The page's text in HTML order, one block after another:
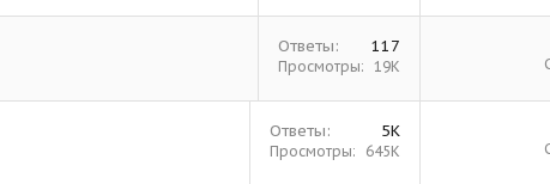
Ответы 117
Просмотры 19К
Ответы 5К
Просмотры 645К